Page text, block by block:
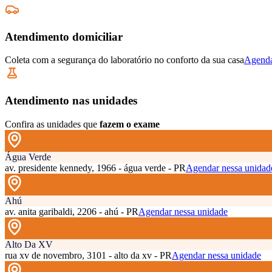
Atendimento domiciliar
Coleta com a segurança do laboratório no conforto da sua casa
Atendimento nas unidades
Confira as unidades que fazem o exame
Água Verde
av. presidente kennedy, 1966 - água verde - PRAgendar nessa
Ahú
av. anita garibaldi, 2206 - ahú - PRAgendar nessa unidade
Alto Da XV
rua xv de novembro, 3101 - alto da xv - PRAgendar nessa unidade